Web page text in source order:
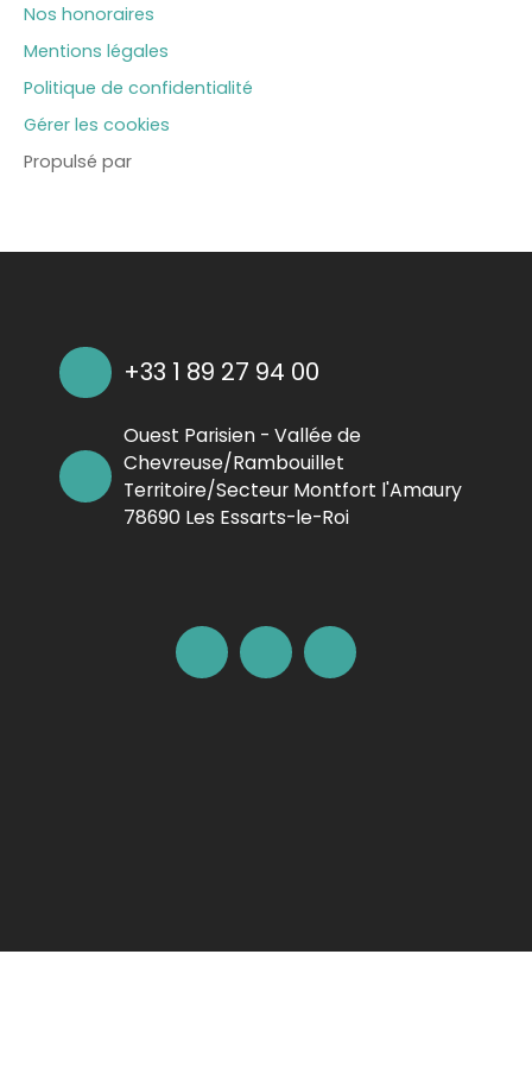
Nos honoraires
Mentions légales
Politique de confidentialité
Gérer les cookies
Propulsé par
+33 1 89 27 94 00
Ouest Parisien - Vallée de
Chevreuse/Rambouillet
Territoire/Secteur Montfort l'Amaury
78690 Les Essarts-le-Roi